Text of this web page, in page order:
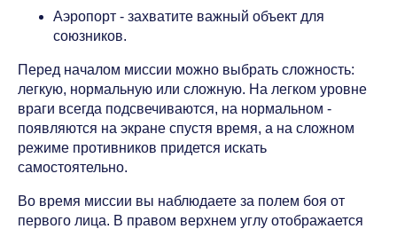
Аэропорт - захватите важный объект для
союзников.
Перед началом миссии можно выбрать сложность:
легкую, нормальную или сложную. На легком уровне
враги всегда подсвечиваются, на нормальном -
появляются на экране спустя время, а на сложном
режиме противников придется искать
самостоятельно.
Во время миссии вы наблюдаете за полем боя от
первого лица. В правом верхнем углу отображается